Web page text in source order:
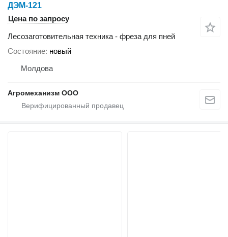
ДЭМ-121
Цена по запросу
Лесозаготовительная техника - фреза для пней
Состояние новый
Молдова
Агромеханизм ООО